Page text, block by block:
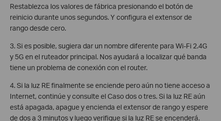
Restablezca los valores de fábrica presionando el botón de
reinicio durante unos segundos. Y configura el extensor de
rango desde cero.
3. Si es posible, sugiera dar un nombre diferente para Wi-Fi 2.4G
y 5G en el ruteador principal. Nos ayudará a localizar qué banda
tiene un problema de conexión con el router.
4. Si la luz RE finalmente se enciende pero aún no tiene acceso a
Internet, continúe y consulte el Caso dos o tres. Si la luz RE aún
está apagada, apague y encienda el extensor de rango y espere
de dos a 3 minutos y luego verifique si la luz RE se encenderá.